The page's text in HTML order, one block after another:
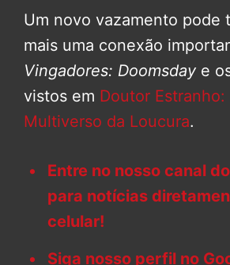
Um novo vazamento pode
mais uma conexão
Vingadores: Doomsday e
vistos em Doutor Estranho:
Multiverso da Loucura.
Entre no nosso canal
para notícias
celular!
Siga nosso perfil no